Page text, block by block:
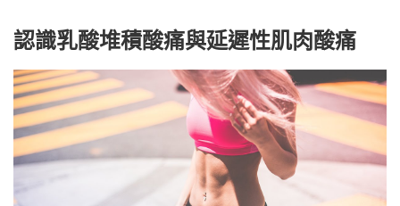
認識乳酸堆積酸痛與延遲性肌肉酸痛